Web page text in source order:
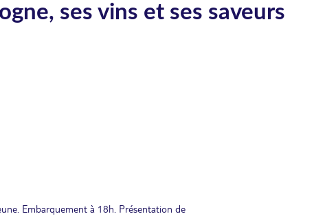
ses vins et ses saveurs
Embarquement à 18h. Présentation de